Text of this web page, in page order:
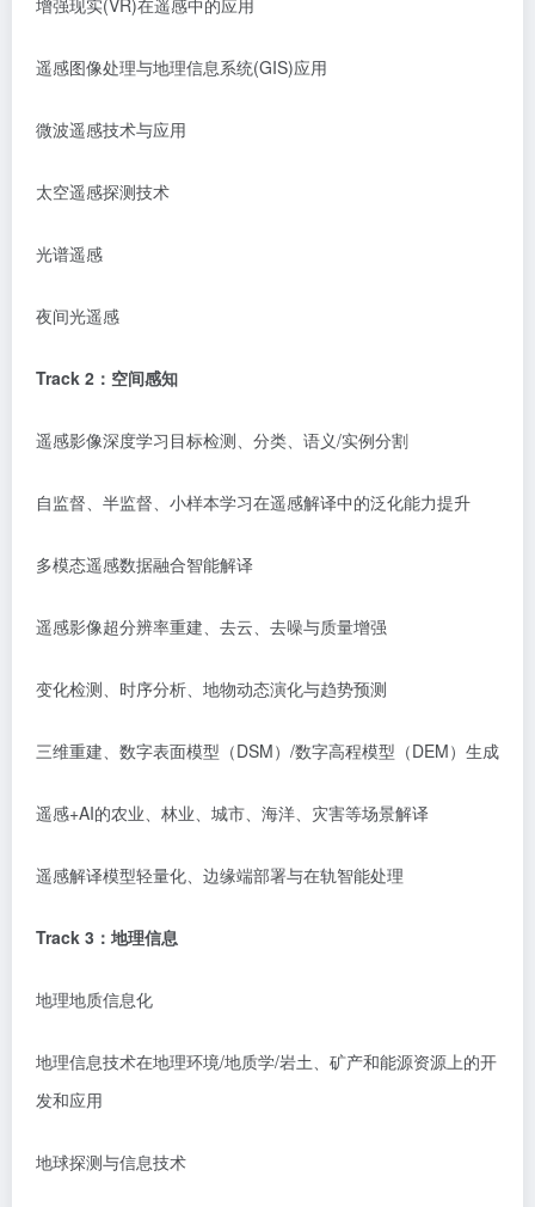
增强现实(VR)在遥感中的应用
遥感图像处理与地理信息系统(GIS)应用
微波遥感技术与应用
太空遥感探测技术
光谱遥感
夜间光遥感
Track 2 ： 空间感知
遥感影像深度学习目标检测、分类、语义/实例分割
自监督、半监督、小样本学习在遥感解译中的泛化能力提升
多模态遥感数据融合智能解译
遥感影像超分辨率重建、去云、去噪与质量增强
变化检测、时序分析、地物动态演化与趋势预测
三维重建、数字表面模型（DSM）/数字高程模型（DEM）生成
遥感+AI的农业、林业、城市、海洋、灾害等场景解译
遥感解译模型轻量化、边缘端部署与在轨智能处理
Track 3 ： 地理信息
地理地质信息化
地理信息技术在地理环境/地质学/岩土、矿产和能源资源上的开
发和应用
地球探测与信息技术